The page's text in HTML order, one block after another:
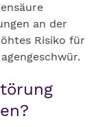
an der
Risiko für